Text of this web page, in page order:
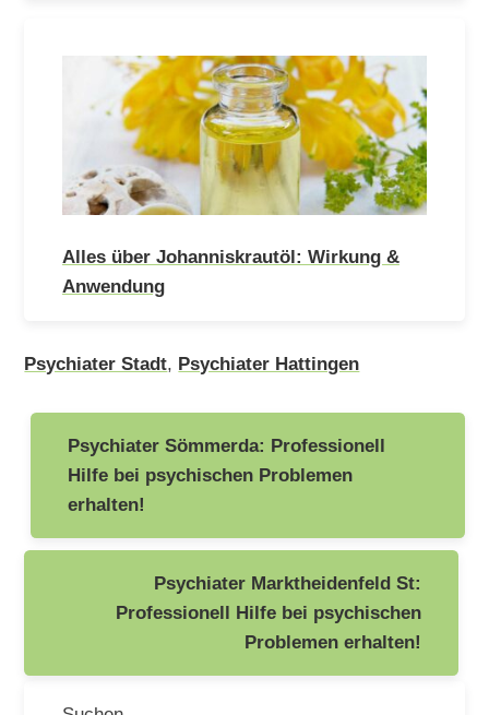
Alles über Johanniskrautöl: Wirkung &
Anwendung
Psychiater Stadt, Psychiater Hattingen
Beitragsnavigation
Psychiater Sömmerda: Professionell
Hilfe bei psychischen Problemen
erhalten!
Psychiater Marktheidenfeld St:
Professionell Hilfe bei psychischen
Problemen erhalten!